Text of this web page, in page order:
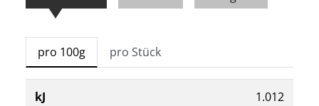
pro 100g pro Stück
kJ 1.012